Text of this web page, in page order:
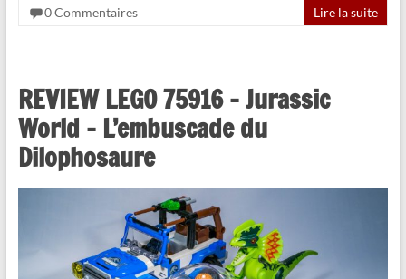
0 Commentaires
Lire la suite
REVIEW LEGO 75916 – Jurassic
World – L’embuscade du
Dilophosaure